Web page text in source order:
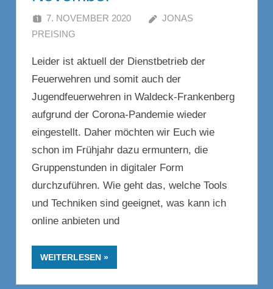
7. NOVEMBER 2020
JONAS
PREISING
Leider ist aktuell der Dienstbetrieb der
Feuerwehren und somit auch der
Jugendfeuerwehren in Waldeck-Frankenberg
aufgrund der Corona-Pandemie wieder
eingestellt. Daher möchten wir Euch wie
schon im Frühjahr dazu ermuntern, die
Gruppenstunden in digitaler Form
durchzuführen. Wie geht das, welche Tools
und Techniken sind geeignet, was kann ich
online anbieten und
WEITERLESEN